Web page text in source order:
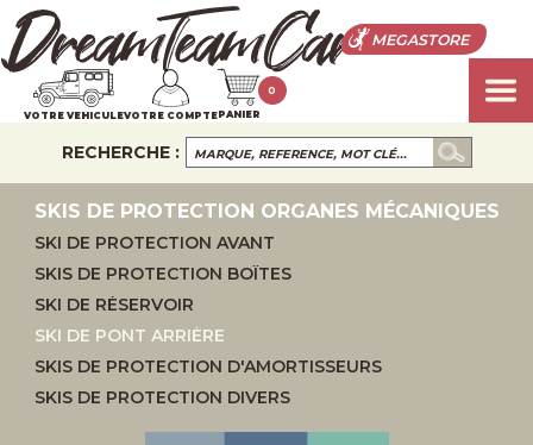
MEGASTORE
VOTRE VEHICULEVOTRE COMPTEPANIER
0
RECHERCHE :
SKIS DE PROTECTION ORGANES MÉCANIQUES
SKI DE PROTECTION AVANT
SKIS DE PROTECTION BOÎTES
SKI DE RÉSERVOIR
SKI DE PONT ARRIÈRE
SKIS DE PROTECTION D'AMORTISSEURS
SKIS DE PROTECTION DIVERS